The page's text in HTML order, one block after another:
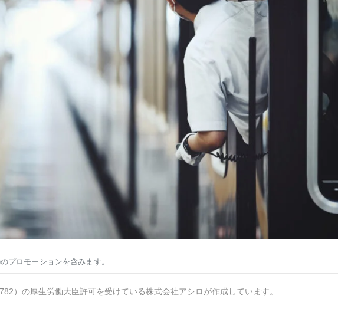
プロモーションを含みます。
）の厚生労働大臣許可を受けている株式会社アシロが作成しています。